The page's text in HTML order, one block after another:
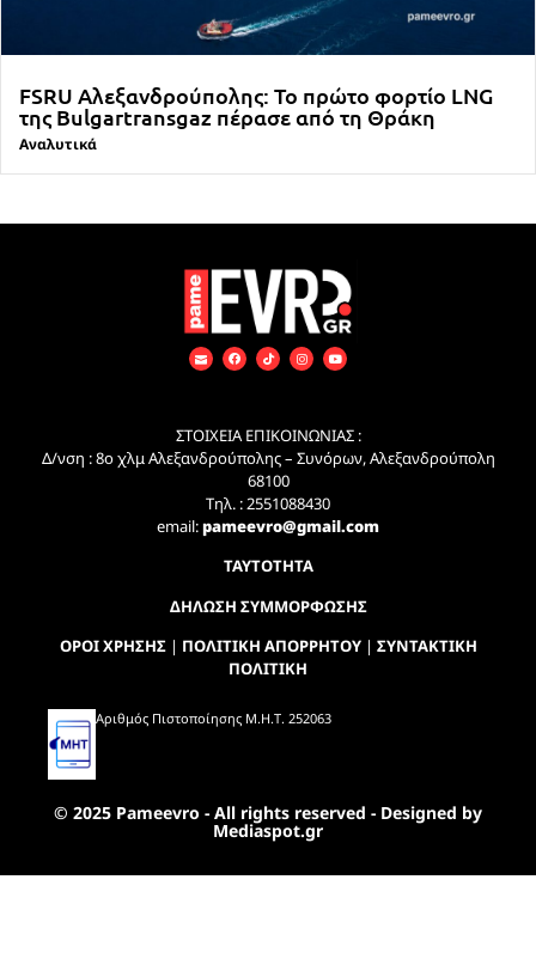
FSRU Αλεξανδρούπολης: Το πρώτο φορτίο LNG
της Bulgartransgaz πέρασε από τη Θράκη
Αναλυτικά
ΣΤΟΙΧΕΙΑ ΕΠΙΚΟΙΝΩΝΙΑΣ :
Δ/νση : 8ο χλμ Αλεξανδρούπολης – Συνόρων, Αλεξανδρούπολη
68100
Τηλ. : 2551088430
email:pameevro@gmail.com
ΤΑΥΤΟΤΗΤΑ
ΔΗΛΩΣΗ ΣΥΜΜΟΡΦΩΣΗΣ
ΟΡΟΙ ΧΡΗΣΗΣ| ΠΟΛΙΤΙΚΗ ΑΠΟΡΡΗΤΟΥ| ΣΥΝΤΑΚΤΙΚΗ
ΠΟΛΙΤΙΚΗ
Αριθμός Πιστοποίησης Μ.Η.Τ. 252063
© 2025 Pameevro - All rights reserved - Designed by
Mediaspot.gr